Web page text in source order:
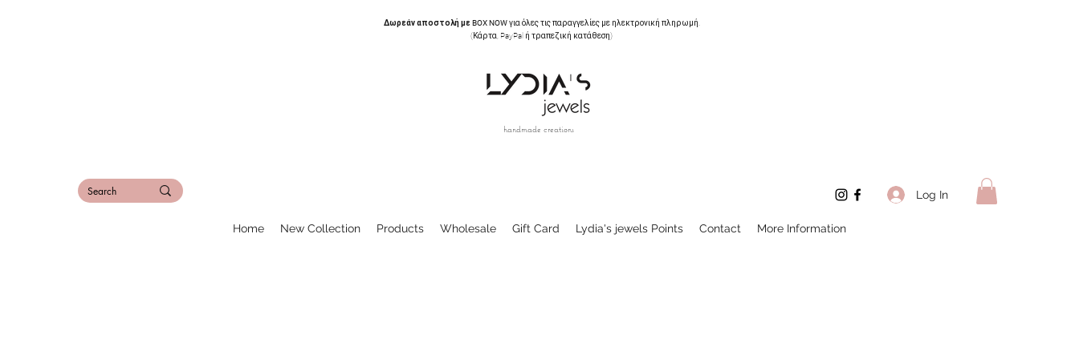
Δωρεάν αποστολή με BOX NOWγια όλες τις παραγγελίες με ηλεκτρονική πληρωμή.
(Κάρτα, PayPal ή τραπεζική κατάθεση)
handmade creations
Log In
Home New Collection Products Wholesale Gift Card Lydia's jewels Points Contact More Information